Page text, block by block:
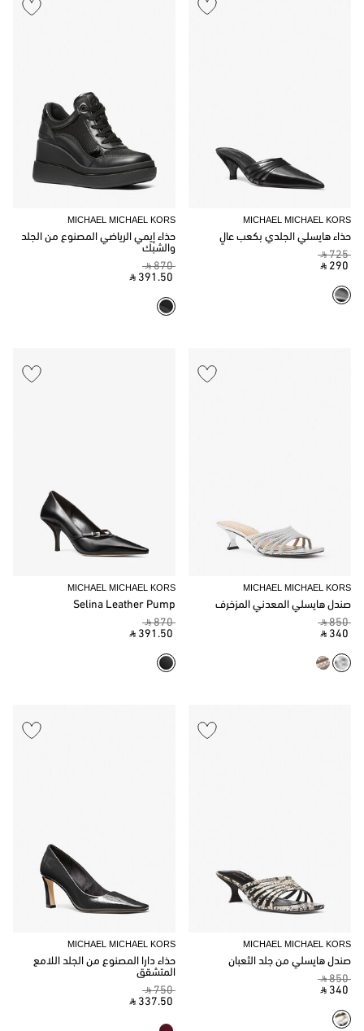
MICHAEL MICHAEL KORS
حذاء هايسلي الجلدي بكعب عالٍ
‎ ⃁ 725 ‎
‎ ⃁ 290 ‎
MICHAEL MICHAEL KORS
حذاء إيمي الرياضي المصنوع من الجلد
والشبك
‎ ⃁ 870 ‎
‎ ⃁ 391.50 ‎
MICHAEL MICHAEL KORS
صندل هايسلي المعدني المزخرف
‎ ⃁ 850 ‎
‎ ⃁ 340 ‎
MICHAEL MICHAEL KORS
Selina Leather Pump
‎ ⃁ 870 ‎
‎ ⃁ 391.50 ‎
MICHAEL MICHAEL KORS
صندل هايسلي من جلد الثعبان
‎ ⃁ 850 ‎
‎ ⃁ 340 ‎
MICHAEL MICHAEL KORS
حذاء دارا المصنوع من الجلد اللامع
المتشقق
‎ ⃁ 750 ‎
‎ ⃁ 337.50 ‎